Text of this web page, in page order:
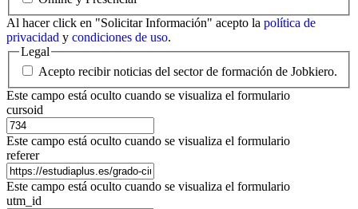
Al hacer click en "Solicitar Información" acepto la política de
privacidad y condiciones de uso.
Legal
Acepto recibir noticias del sector de formación de Jobkiero.
Este campo está oculto cuando se visualiza el formulario
cursoid
Este campo está oculto cuando se visualiza el formulario
referer
Este campo está oculto cuando se visualiza el formulario
utm_id